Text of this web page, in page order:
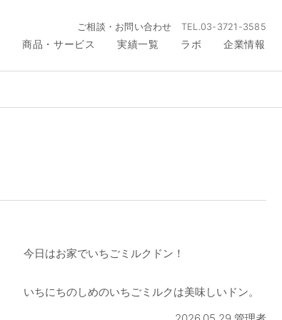
ご相談・お問い合わせ TEL.03-3721-3585
商品・サービス 実績一覧 ラボ 企業情報
今日はお家でいちごミルクドン！
いちにちのしめのいちごミルクは美味しいドン。